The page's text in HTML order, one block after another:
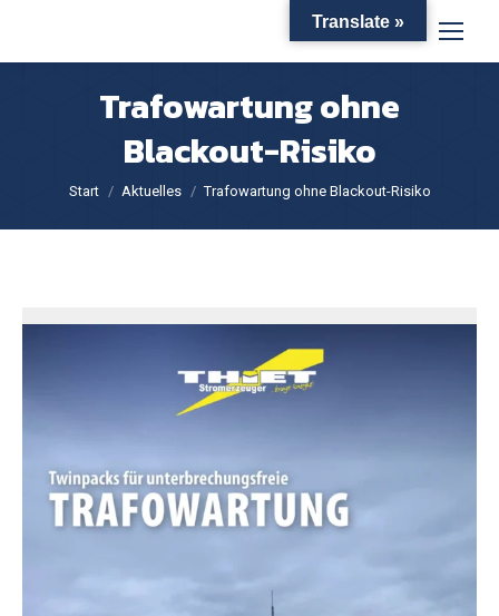
Trafowartung ohne
Blackout-Risiko
Sie befinden sich hier:
Start Aktuelles Trafowartung ohne Blackout-Risiko
Translate »